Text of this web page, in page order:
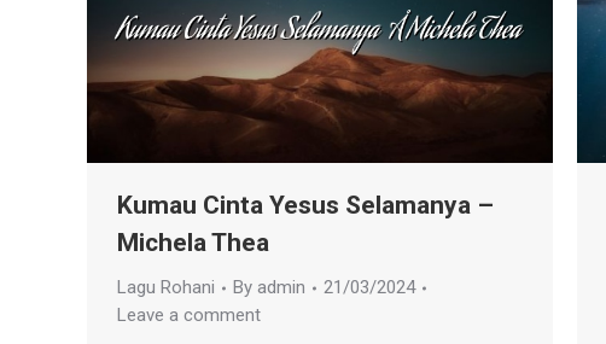
Kumau Cinta Yesus Selamanya –
Michela Thea
Lagu Rohani By admin
21/03/2024
Leave a comment